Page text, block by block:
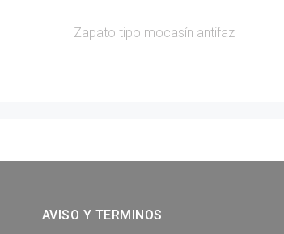
Zapato tipo mocasín antifaz
AVISO Y TERMINOS